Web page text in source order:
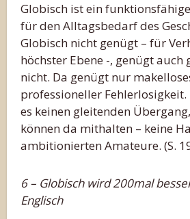
Globisch ist ein
für den Alltagsbedarf des
Globisch nicht genügt – für
höchster Ebene -, genügt auch
nicht. Da genügt nur
professioneller
es keinen gleitenden
können da mithalten – keine
ambitionierten Amateure. (S.
6 – Globisch wird 200mal
Englisch